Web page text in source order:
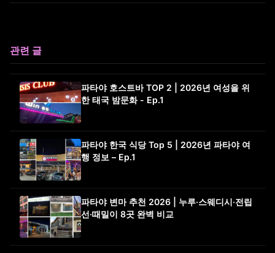
관련 글
파타야 호스트바 TOP 2 | 2026년 여성을 위
한 태국 밤문화 - Ep.1
파타야 한국 식당 Top 5 | 2026년 파타야 여
행 정보 – Ep.1
파타야 변마 추천 2026 | 누루·스웨디시·전립
선·때밀이 8곳 완벽 비교